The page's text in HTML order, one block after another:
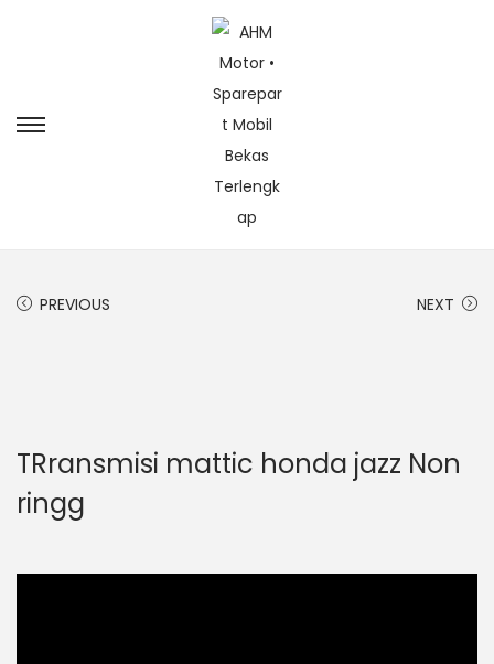
PREVIOUS NEXT
TRransmisi mattic honda jazz Non
ringg